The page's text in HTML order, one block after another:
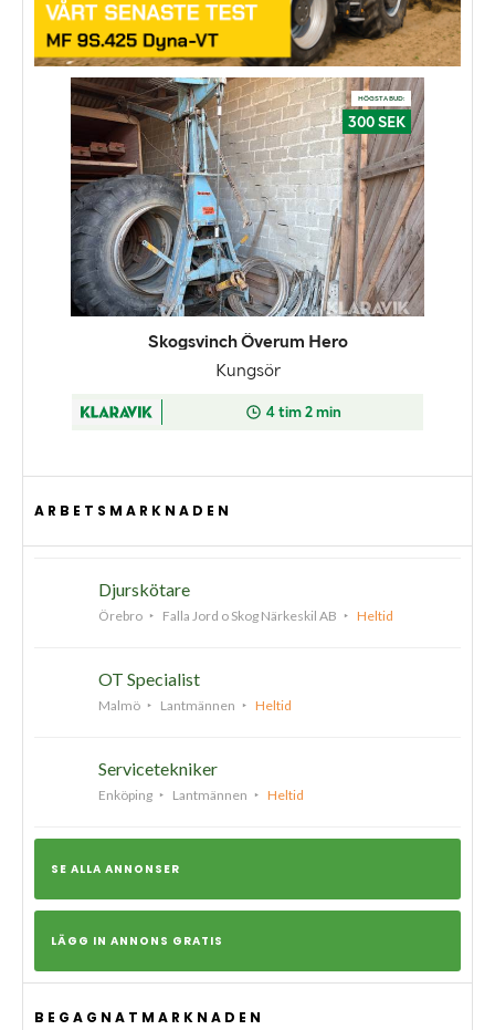
ARBETSMARKNADEN
Djurskötare
Örebro Falla Jord o Skog Närkeskil AB Heltid
OT Specialist
Malmö Lantmännen Heltid
Servicetekniker
Enköping Lantmännen Heltid
SE ALLA ANNONSER
LÄGG IN ANNONS GRATIS
BEGAGNATMARKNADEN